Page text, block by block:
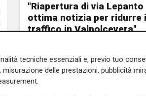
"Riapertura di via Lepanto
ottima notizia per ridurre
traffico in Valpolcevera"
07/
tecniche essenziali e, previo tuo
delle prestazioni, pubblicità